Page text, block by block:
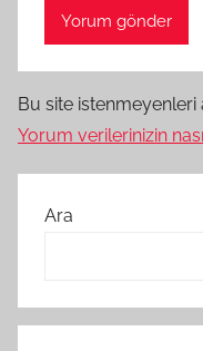
Bu site istenmeyenleri
Yorum verilerinizin
Ara